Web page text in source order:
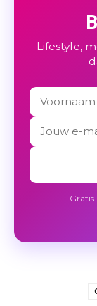
Lifestyle,
Gratis